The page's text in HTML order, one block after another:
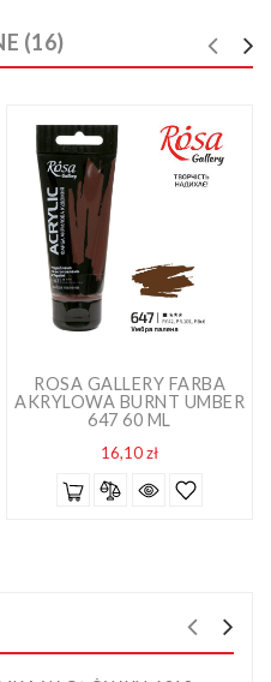
(16)
ROSA GALLERY FARBA
AKRYLOWA BURNT UMBER
647 60 ML
16,10 złCena